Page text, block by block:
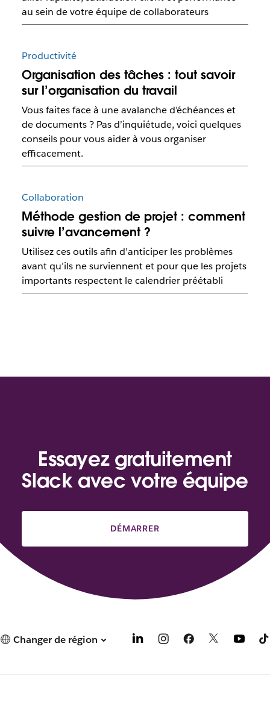
au sein de votre équipe de collaborateurs
Productivité
Organisation des tâches : tout savoir
sur l’organisation du travail
Vous faites face à une avalanche d’échéances et
de documents ? Pas d’inquiétude, voici quelques
conseils pour vous aider à vous organiser
efficacement.
Collaboration
Méthode gestion de projet : comment
suivre l’avancement ?
Utilisez ces outils afin d’anticiper les problèmes
avant qu’ils ne surviennent et pour que les projets
importants respectent le calendrier préétabli
Essayez gratuitement
Slack avec votre équipe
DÉMARRER
Changer de région